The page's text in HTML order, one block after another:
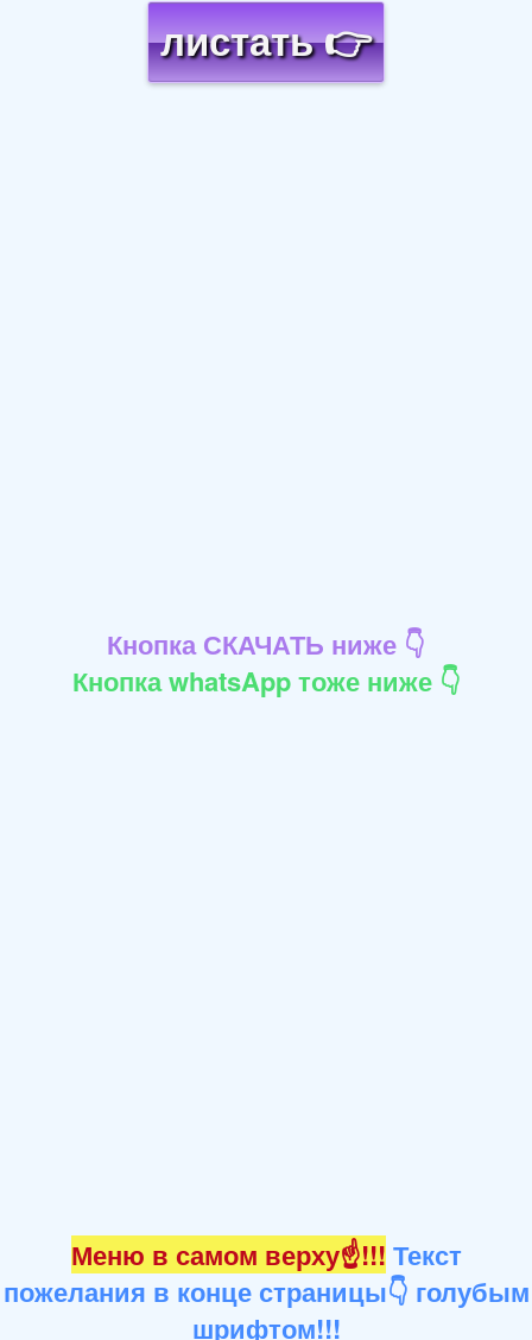
листать 👉
Кнопка СКАЧАТЬ ниже 👇
Кнопка whatsApp тоже ниже 👇
Меню в самом верху☝!!! Текст
пожелания в конце страницы👇 голубым
шрифтом!!!